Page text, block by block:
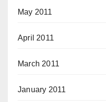
May 2011
April 2011
March 2011
January 2011